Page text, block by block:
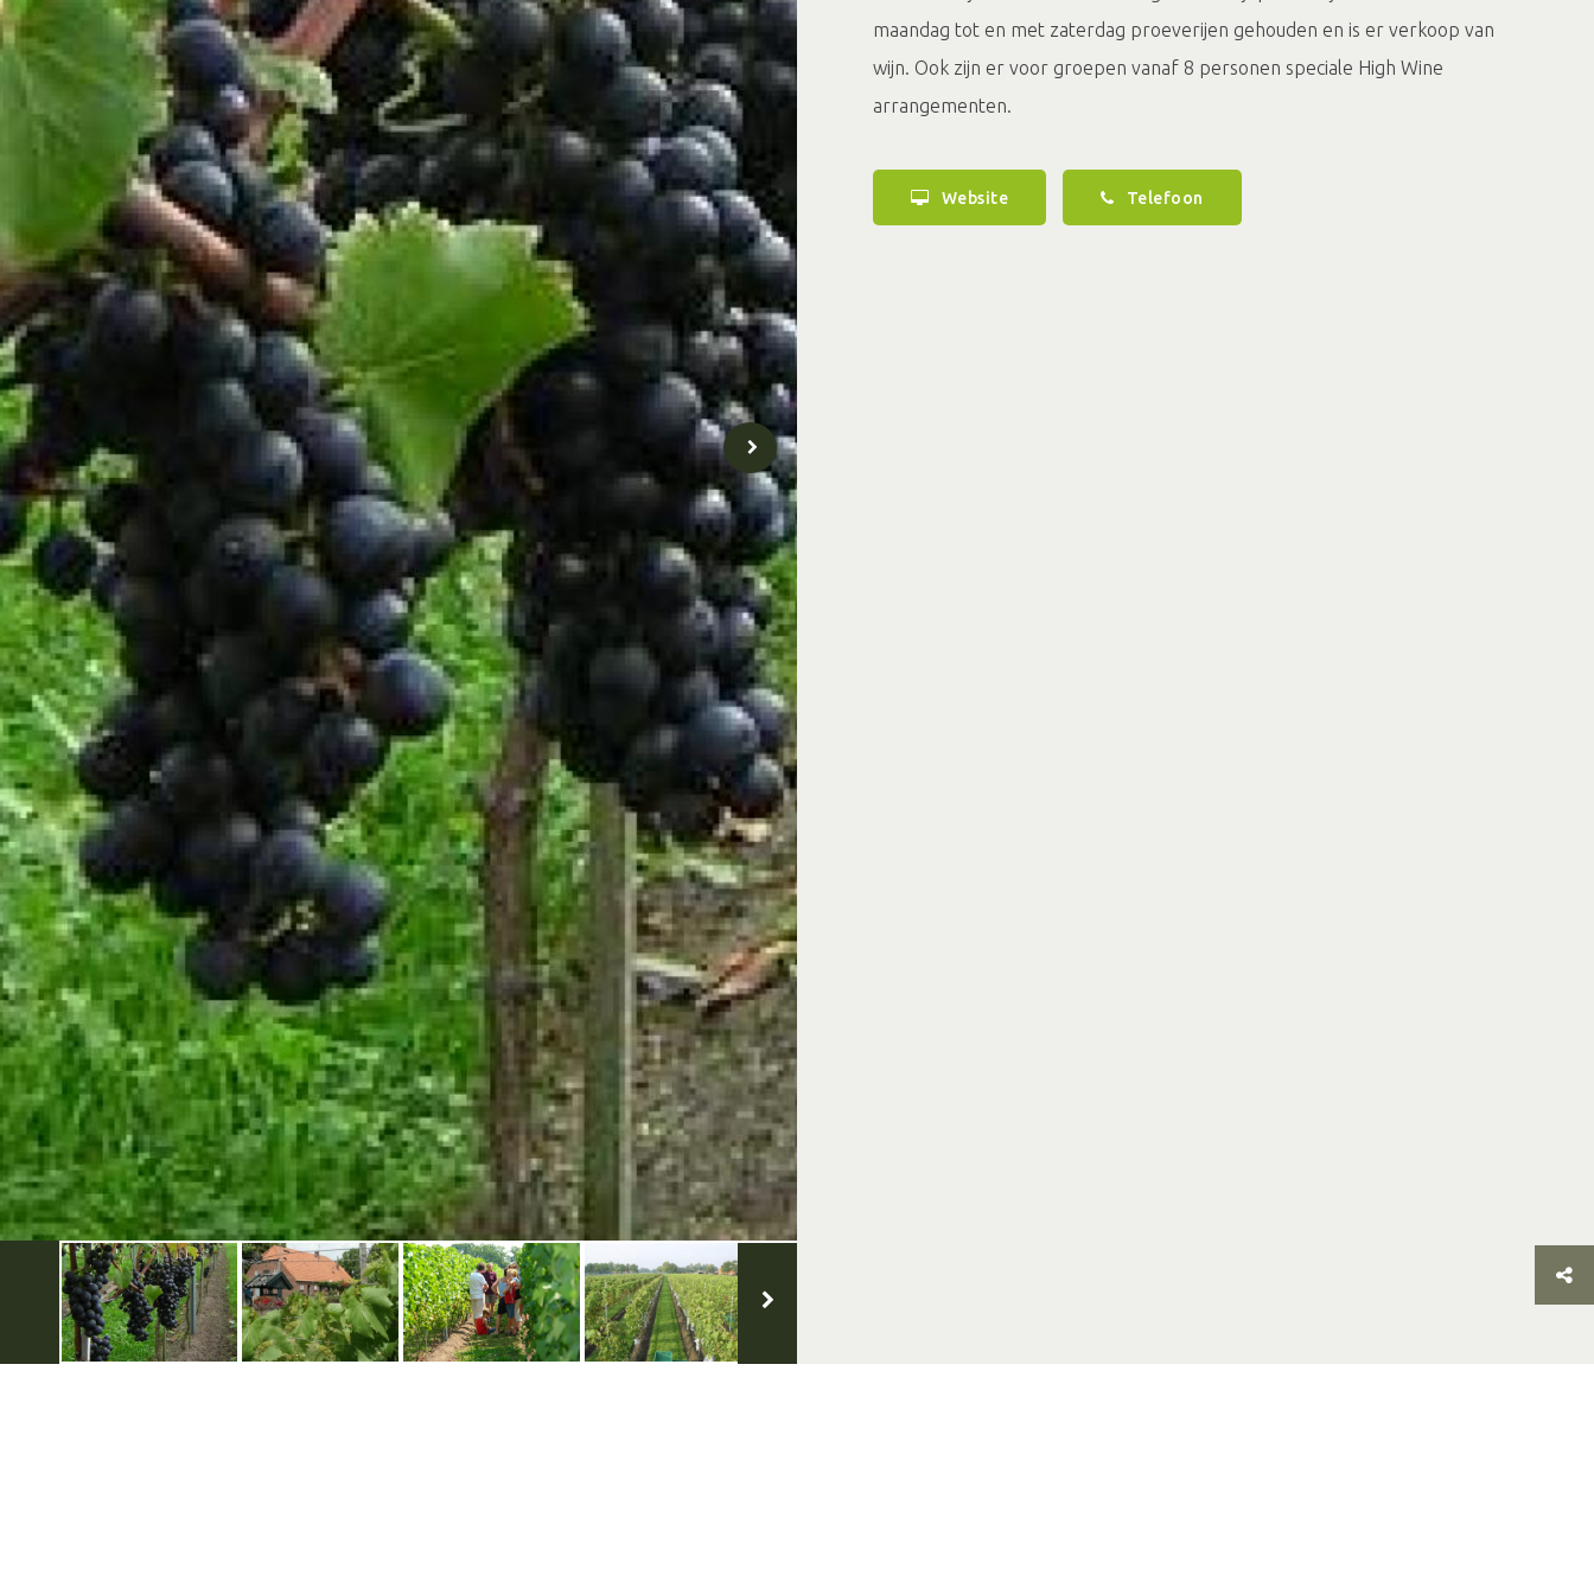
maandag tot en met zaterdag proeverijen gehouden en is er verkoop van
wijn. Ook zijn er voor groepen vanaf 8 personen speciale High Wine
arrangementen.
Website Telefoon